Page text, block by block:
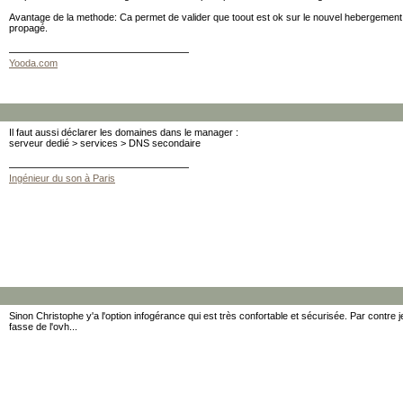
Avantage de la methode: Ca permet de valider que toout est ok sur le nouvel
propagé.
Yooda.com
Il faut aussi déclarer les domaines dans le manager :
serveur dedié > services > DNS secondaire
Ingénieur du son à Paris
Sinon Christophe y'a l'option infogérance qui est très confortable et sécurisée. Par contre
fasse de l'ovh...